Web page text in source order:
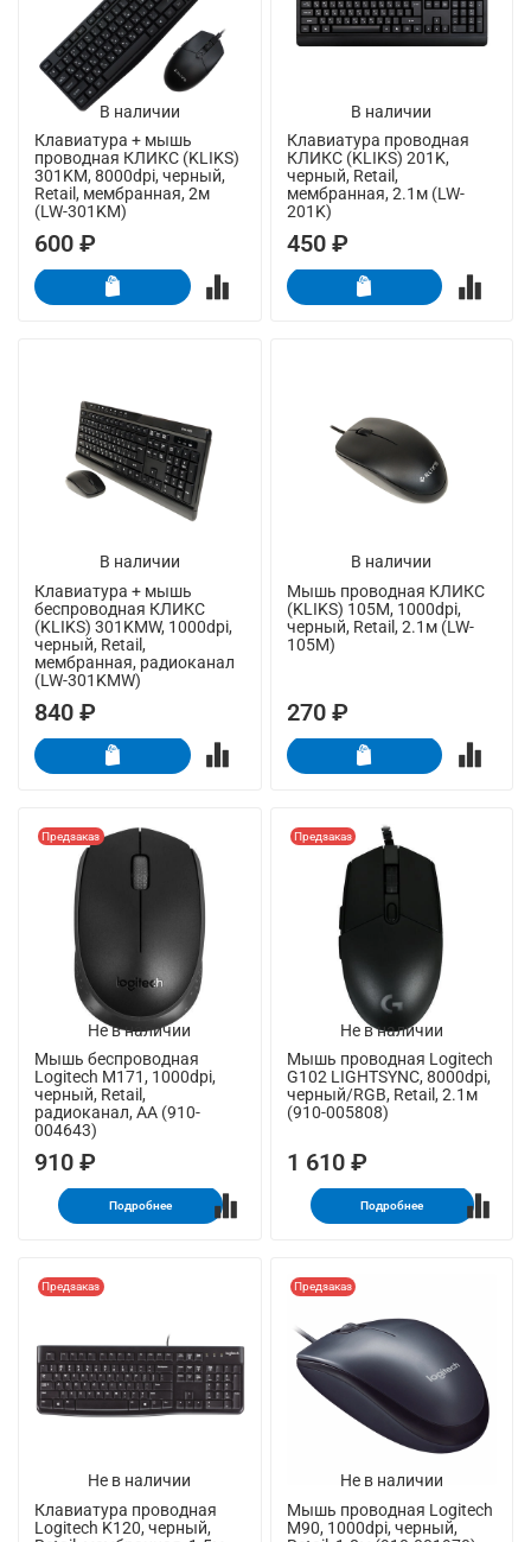
В наличии
Клавиатура + мышь
проводная КЛИКС (KLIKS)
301KM, 8000dpi, черный,
Retail, мембранная, 2м
(LW-301KM)
600 ₽
В наличии
Клавиатура проводная
КЛИКС (KLIKS) 201K,
черный, Retail,
мембранная, 2.1м (LW-
201K)
450 ₽
В наличии
Клавиатура + мышь
беспроводная КЛИКС
(KLIKS) 301KMW, 1000dpi,
черный, Retail,
мембранная, радиоканал
(LW-301KMW)
840 ₽
В наличии
Мышь проводная КЛИКС
(KLIKS) 105M, 1000dpi,
черный, Retail, 2.1м (LW-
105M)
270 ₽
Не в наличии
Предзаказ
Мышь беспроводная
Logitech M171, 1000dpi,
черный, Retail,
радиоканал, AA (910-
004643)
910 ₽
Подробнее
Не в наличии
Предзаказ
Мышь проводная Logitech
G102 LIGHTSYNC, 8000dpi,
черный/RGB, Retail, 2.1м
(910-005808)
1 610 ₽
Подробнее
Не в наличии
Предзаказ
Клавиатура проводная
Logitech K120, черный,
Не в наличии
Предзаказ
Мышь проводная Logitech
M90, 1000dpi, черный,